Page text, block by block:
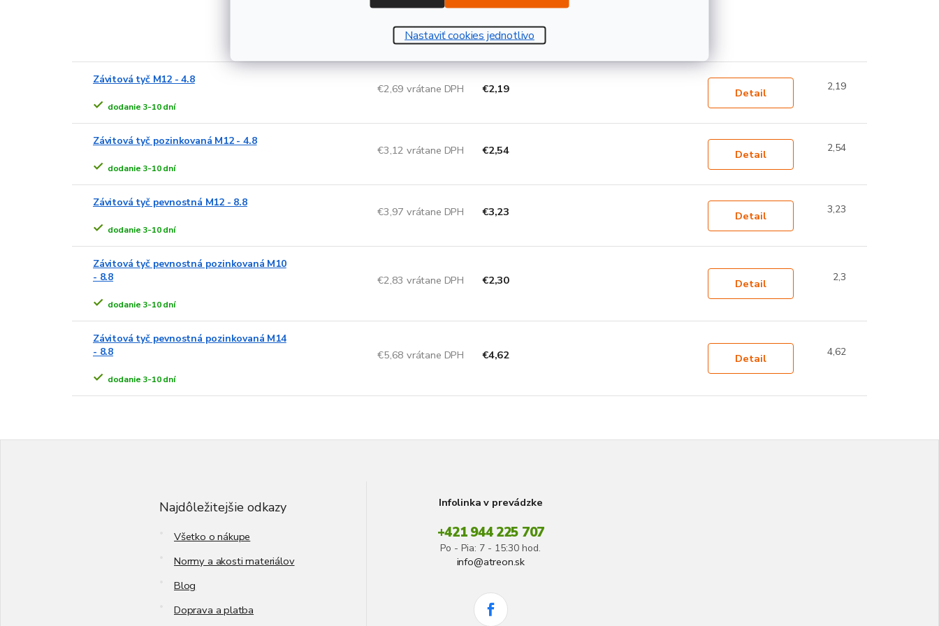
Nastaviť cookies jednotlivo
Alternatívne rozmery, ktoré by Vás mohli zaujímať
Závitová tyč M12 - 4.8
dodanie 3-10 dní
€2,69 vrátane DPH €2,19 Detail 2,19
Závitová tyč pozinkovaná M12 - 4.8
dodanie 3-10 dní
€3,12 vrátane DPH €2,54 Detail 2,54
Závitová tyč pevnostná M12 - 8.8
dodanie 3-10 dní
€3,97 vrátane DPH €3,23 Detail 3,23
Závitová tyč pevnostná pozinkovaná M10
- 8.8
dodanie 3-10 dní
€2,83 vrátane DPH €2,30 Detail 2,3
Závitová tyč pevnostná pozinkovaná M14
- 8.8
dodanie 3-10 dní
€5,68 vrátane DPH €4,62 Detail 4,62
Najdôležitejšie odkazy
Všetko o nákupe
Normy a akosti materiálov
Blog
Doprava a platba
Infolinka v prevádzke
+421 944 225 707
Po - Pia: 7 - 15:30 hod.
info@atreon.sk